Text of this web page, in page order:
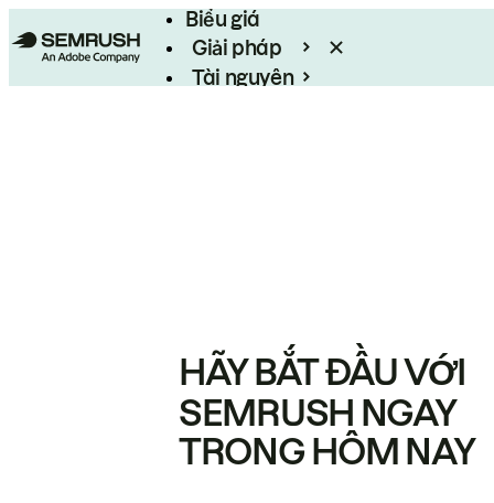
Biểu giá
Giải pháp
Tài nguyên
HÃY BẮT ĐẦU VỚI
SEMRUSH NGAY
TRONG HÔM NAY